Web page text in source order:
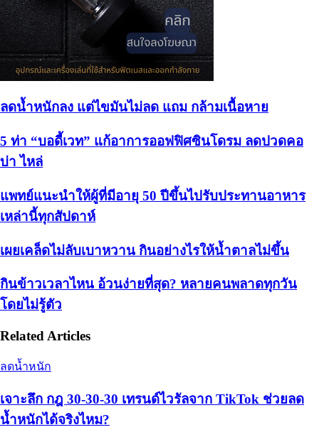
ลดน้ำหนักลง แต่ไขมันไม่ลด แถม กล้ามเนื้อหาย
5 ท่า “บอดี้เวท” แก้อาการออฟฟิศซินโดรม ลดปวดคอ
บ่า ไหล่
แพทย์แนะนำให้ผู้ที่มีอายุ 50 ปีขึ้นไปรับประทานอาหาร
เหล่านี้ทุกสัปดาห์
เผยเคล็ดไม่ลับเบาหวาน กินอย่างไรให้น้ำตาลไม่ขึ้น
กินข้าวเวลาไหน อ้วนง่ายที่สุด? หลายคนพลาดทุกวัน
โดยไม่รู้ตัว
Related Articles
ลดน้ำหนัก
เจาะลึก กฎ 30-30-30 เทรนด์ไวรัลจาก TikTok ช่วยลด
น้ำหนักได้จริงไหม?